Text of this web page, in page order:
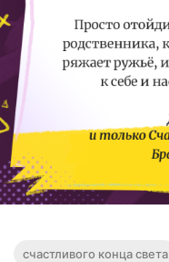
счастливого конца света